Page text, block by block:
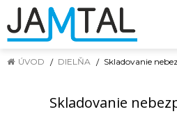
ÚVOD DIELŇA Skladovanie
Skladovanie